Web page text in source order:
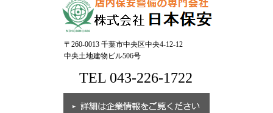
〒260-0013 千葉市中央区中央4-12-12
中央土地建物ビル506号
TEL 043-226-1722